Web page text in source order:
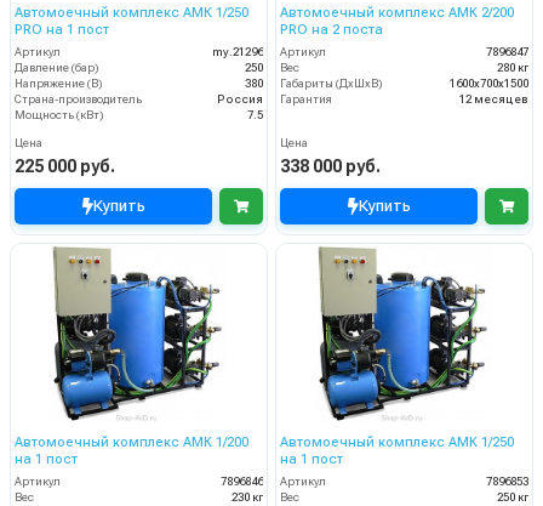
Автомоечный комплекс АМК 1/250
PRO на 1 пост
Артикул
my.21296
Давление (бар)
250
Напряжение (В)
380
Страна-производитель
Россия
Мощность (кВт)
7.5
Цена
225 000 руб.
Купить
Автомоечный комплекс АМК 2/200
PRO на 2 поста
Артикул
7896847
Вес
280 кг
Габариты (ДхШхВ)
1600х700х1500
Гарантия
12 месяцев
Цена
338 000 руб.
Купить
Автомоечный комплекс АМК 1/200
на 1 пост
Артикул
7896846
Вес
230 кг
Автомоечный комплекс АМК 1/250
на 1 пост
Артикул
7896853
Вес
250 кг